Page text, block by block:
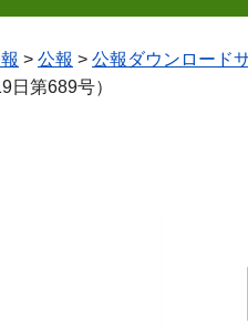
> 公報 > 公報ダウンロード
日第689号）